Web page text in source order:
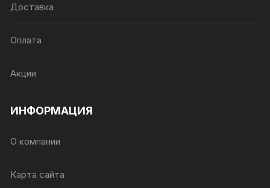
Доставка
Оплата
Акции
ИНФОРМАЦИЯ
О компании
Карта сайта